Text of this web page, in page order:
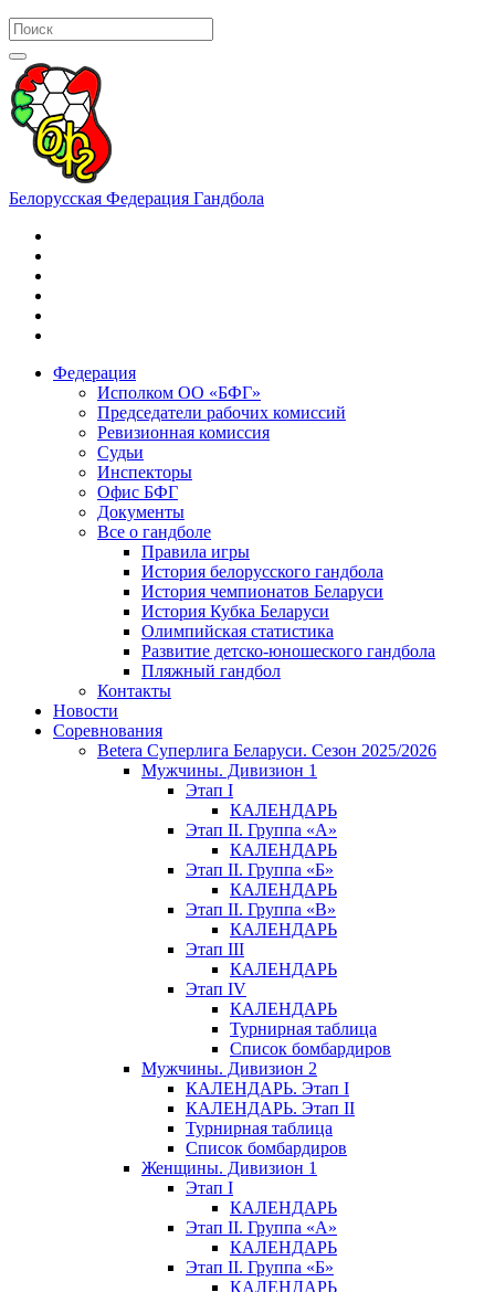
Белорусская Федерация Гандбола
Федерация
Исполком ОО «БФГ»
Председатели рабочих комиссий
Ревизионная комиссия
Судьи
Инспекторы
Офис БФГ
Документы
Все о гандболе
Правила игры
История белорусского гандбола
История чемпионатов Беларуси
История Кубка Беларуси
Олимпийская статистика
Развитие детско-юношеского гандбола
Пляжный гандбол
Контакты
Новости
Соревнования
Betera Суперлига Беларуси. Сезон 2025/2026
Мужчины. Дивизион 1
Этап I
КАЛЕНДАРЬ
Этап II. Группа «А»
КАЛЕНДАРЬ
Этап II. Группа «Б»
КАЛЕНДАРЬ
Этап II. Группа «В»
КАЛЕНДАРЬ
Этап III
КАЛЕНДАРЬ
Этап IV
КАЛЕНДАРЬ
Турнирная таблица
Список бомбардиров
Мужчины. Дивизион 2
КАЛЕНДАРЬ. Этап I
КАЛЕНДАРЬ. Этап II
Турнирная таблица
Список бомбардиров
Женщины. Дивизион 1
Этап I
КАЛЕНДАРЬ
Этап II. Группа «А»
КАЛЕНДАРЬ
Этап II. Группа «Б»
КАЛЕНДАРЬ